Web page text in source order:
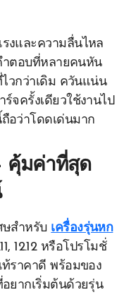
งและความลื่นไหล
ตอบที่หลายคนหัน
วกว่าเดิม ควันแน่น
จครั้งเดียวใช้งานไป
อว่าโดดเด่นมาก
คุ้มค่าที่สุด
ษสำหรับ เครื่องรุ่นหก
12.12 หรือโปรโมชั่
ท้ราคาดี พร้อมของ
ยากเริ่มต้นด้วยรุ่น